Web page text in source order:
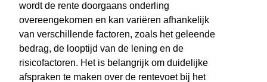
wordt de rente doorgaans onderling
overeengekomen en kan variëren afhankelijk
van verschillende factoren, zoals het geleende
bedrag, de looptijd van de lening en de
risicofactoren. Het is belangrijk om duidelijke
afspraken te maken over de rentevoet bij het